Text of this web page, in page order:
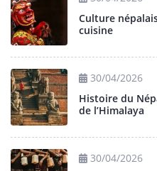
Culture
cuisine
30/04/2026
Histoire du
de l’Himalaya
30/04/2026